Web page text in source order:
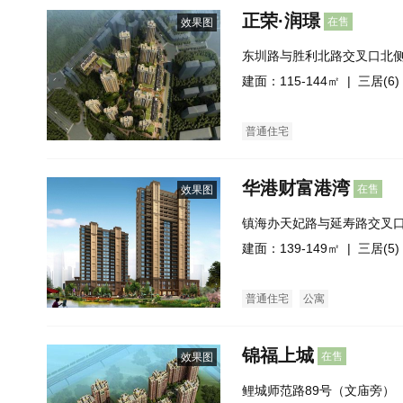
效果图 正荣·润璟 在售
东圳路与胜利北路交叉口北
建面：115-144㎡ | 三居(6)
普通住宅
效果图 华港财富港湾 在售
镇海办天妃路与延寿路交叉
建面：139-149㎡ | 三居(5)
普通住宅 公寓
效果图 锦福上城 在售
鲤城师范路89号（文庙旁）